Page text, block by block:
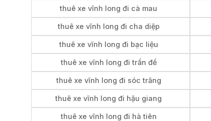
thuê xe vĩnh long đi cà mau
thuê xe vĩnh long đi cha diệp
thuê xe vĩnh long đi bạc liệu
thuê xe vĩnh long đi trần đề
thuê xe vĩnh long đi sóc trăng
thuê xe vĩnh long đi hậu giang
thuê xe vĩnh long đi hà tiên